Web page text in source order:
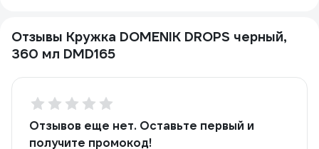
Отзывы Кружка DOMENIK DROPS черный,
360 мл DMD165
Отзывов еще нет. Оставьте первый и
получите промокод!